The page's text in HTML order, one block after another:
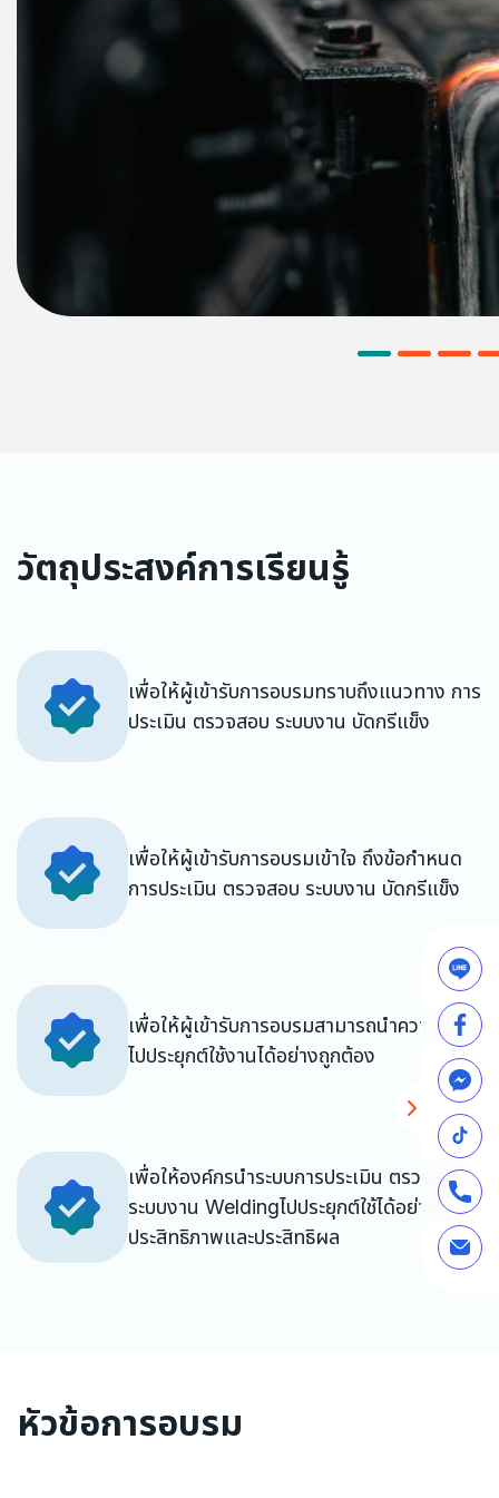
วัตถุประสงค์การเรียนรู้
เพื่อให้ผู้เข้ารับการอบรมทราบถึงแนวทาง การ
ประเมิน ตรวจสอบ ระบบงาน บัดกรีแข็ง
เพื่อให้ผู้เข้ารับการอบรมเข้าใจ ถึงข้อกำหนด
การประเมิน ตรวจสอบ ระบบงาน บัดกรีแข็ง
เพื่อให้ผู้เข้ารับการอบรมสามารถนำความรู้ที่ได้
ไปประยุกต์ใช้งานได้อย่างถูกต้อง
เพื่อให้องค์กรนำระบบการประเมิน ตรวจสอบ
ระบบงาน Weldingไปประยุกต์ใช้ได้อย่างมี
ประสิทธิภาพและประสิทธิผล
หัวข้อการอบรม